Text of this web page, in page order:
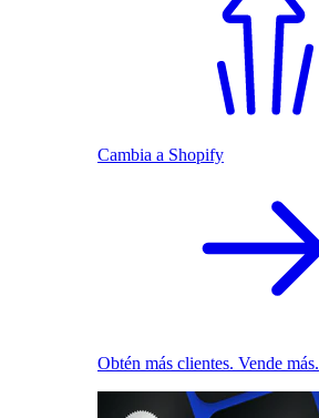
Cambia a Shopify
Obtén más clientes. Vende más.